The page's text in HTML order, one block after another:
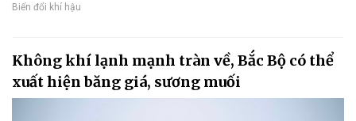
Biến đổi khí hậu
Không khí lạnh mạnh tràn về, Bắc Bộ có thể
xuất hiện băng giá, sương muối